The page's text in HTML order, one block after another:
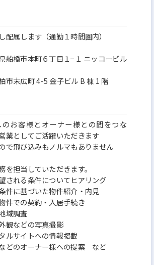
配属します（通勤１時間圏内）
船橋市本町６丁目１−１ ニッコービル
市末広町 4-5 金子ビル B 棟 1 階
お客様とオーナー様との間をつな
業としてご活躍いただきます
で飛び込みもノルマもありません
を担当していただきます。
される条件についてヒアリング
件に基づいた物件紹介・内見
件での契約・入居手続き
域調査
観などの写真撮影
ルサイトへの情報掲載
どのオーナー様への提案 など